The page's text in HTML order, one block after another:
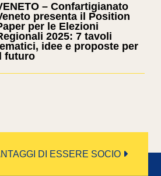
– Confartigianato
presenta il Position
per le Elezioni
2025: 7 tavoli
idee e proposte per
futuro
DI ESSERE SOCIO